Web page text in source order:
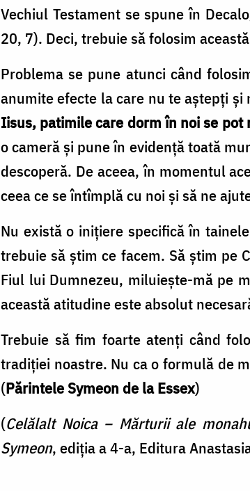
Vechiul Testament se spune în
20, 7). Deci, trebuie să folosim
Problema se pune atunci când
anumite efecte la care nu te aştepţi
Iisus, patimile care dorm în noi se pot
o cameră şi pune în evidenţă toată
descoperă. De aceea, în momentul
ceea ce se întîmplă cu noi şi să ne
Nu există o iniţiere specifică în
trebuie să ştim ce facem. Să ştim pe
Fiul lui Dumnezeu, miluieşte-mă pe
această atitudine este absolut
Trebuie să fim foarte atenţi când
tradiţiei noastre. Nu ca o formulă de
(Părintele Symeon de la Essex)
(Celălalt Noica – Mărturii ale
Symeon, ediția a 4-a, Editura